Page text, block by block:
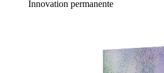
Innovation permanente